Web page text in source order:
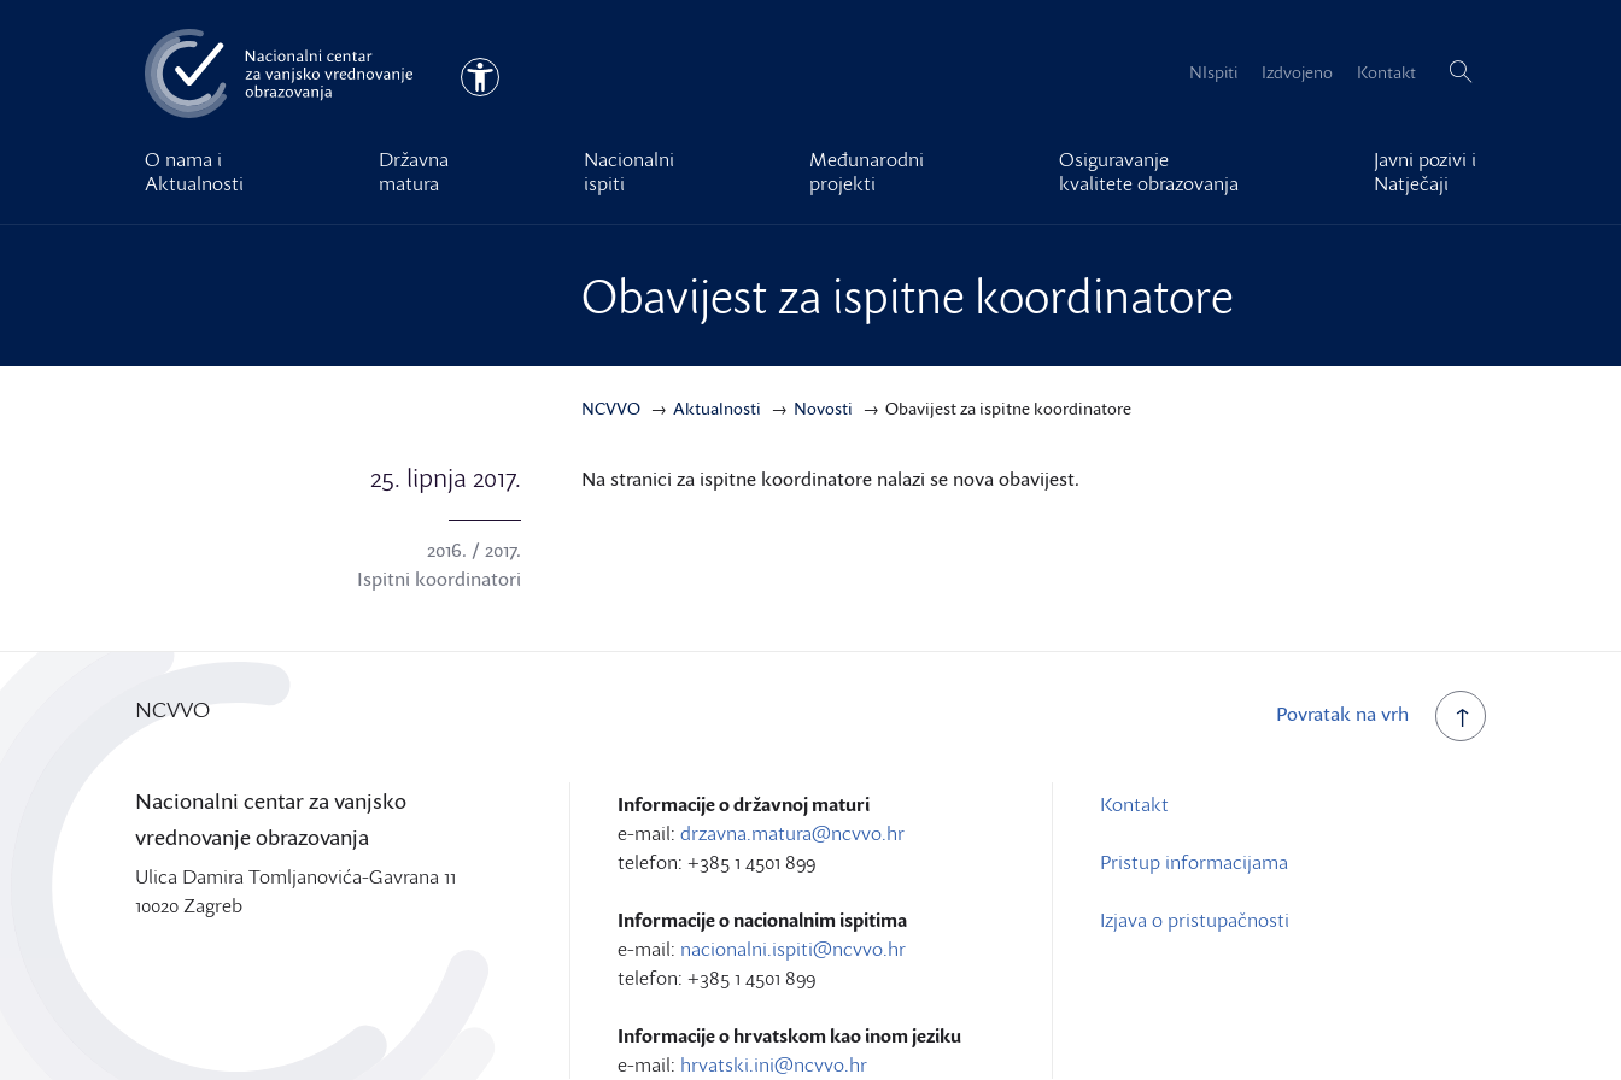
Pristupačnost NIspiti Izdvojeno Kontakt Pretraži:
O nama i
Aktualnosti
Državna
matura
Nacionalni
ispiti
Međunarodni
projekti
Osiguravanje
kvalitete obrazovanja
Javni pozivi i
Natječaji
Obavijest za ispitne koordinatore
NCVVO Aktualnosti Novosti Obavijest za ispitne koordinatore
25. lipnja 2017.
2016. / 2017.
Ispitni koordinatori
Na stranici za ispitne koordinatore nalazi se nova obavijest.
Povratak na vrh
NCVVO
Nacionalni centar za vanjsko
vrednovanje obrazovanja
Ulica Damira Tomljanovića-Gavrana 11
10020 Zagreb
Informacije o državnoj maturi
e-mail: drzavna.matura@ncvvo.hr
telefon: +385 1 4501 899
Informacije o nacionalnim ispitima
e-mail: nacionalni.ispiti@ncvvo.hr
telefon: +385 1 4501 899
Informacije o hrvatskom kao inom jeziku
e-mail: hrvatski.ini@ncvvo.hr
Kontakt
Pristup informacijama
Izjava o pristupačnosti